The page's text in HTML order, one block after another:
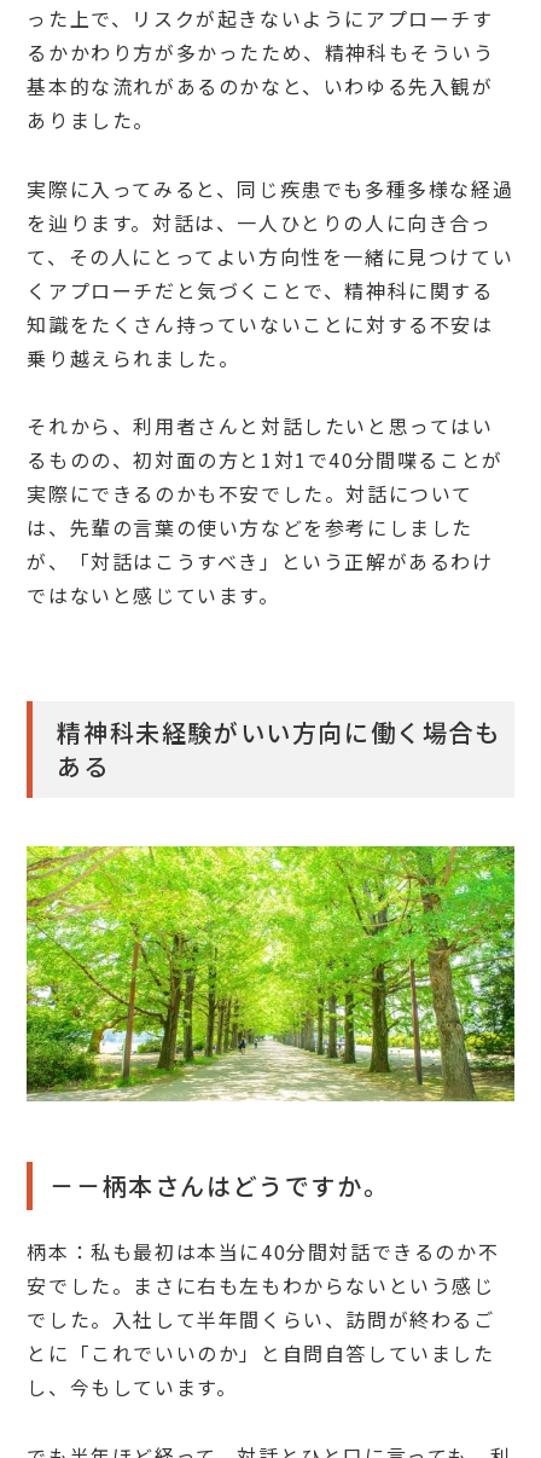
った上で、リスクが起きないようにアプローチす
るかかわり方が多かったため、精神科もそういう
基本的な流れがあるのかなと、いわゆる先入観が
ありました。
実際に入ってみると、同じ疾患でも多種多様な経過
を辿ります。対話は、一人ひとりの人に向き合っ
て、その人にとってよい方向性を一緒に見つけてい
くアプローチだと気づくことで、精神科に関する
知識をたくさん持っていないことに対する不安は
乗り越えられました。
それから、利用者さんと対話したいと思ってはい
るものの、初対面の方と1対1で40分間喋ることが
実際にできるのかも不安でした。対話について
は、先輩の言葉の使い方などを参考にしました
が、「対話はこうすべき」という正解があるわけ
ではないと感じています。
精神科未経験がいい方向に働く場合も
ある
－－柄本さんはどうですか。
柄本：私も最初は本当に40分間対話できるのか不
安でした。まさに右も左もわからないという感じ
でした。入社して半年間くらい、訪問が終わるご
とに「これでいいのか」と自問自答していました
し、今もしています。